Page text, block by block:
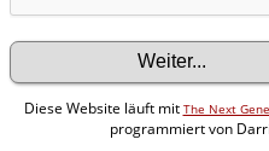
Diese Website läuft mit The Next
programmiert von